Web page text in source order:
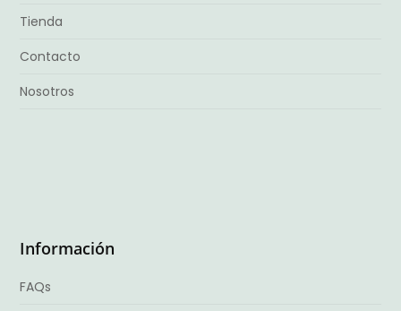
Tienda
Contacto
Nosotros
Información
FAQs